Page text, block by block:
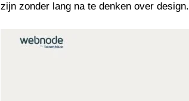
zijn zonder lang na te denken over design.